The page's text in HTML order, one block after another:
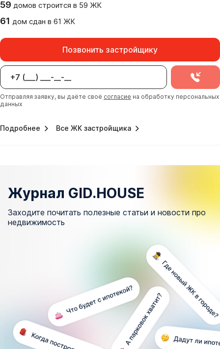
59 домов строится в 59 ЖК
61 дом сдан в 61 ЖК
Позвонить застройщику
Отправляя заявку, вы даёте своё согласие на обработку персональных
данных
Подробнее Все ЖК застройщика
Журнал GID.HOUSE
Заходите почитать полезные статьи и новости про
недвижимость